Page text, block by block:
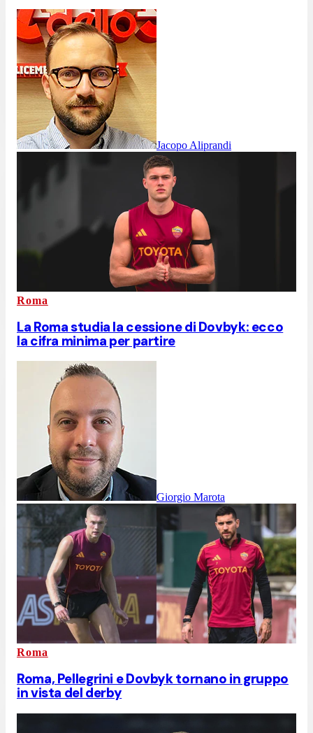
Jacopo Aliprandi
Roma
La Roma studia la cessione di Dovbyk: ecco
la cifra minima per partire
Giorgio Marota
Roma
Roma, Pellegrini e Dovbyk tornano in gruppo
in vista del derby